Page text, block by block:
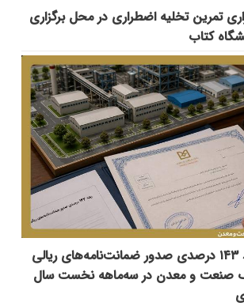
تمرین تخلیه اضطراری در محل برگزاری
کتاب
رشد ۱۴۳ درصدی صدور ضمانت‌نامه‌های ریالی
صنعت و معدن در سه‌ماهه نخست سال